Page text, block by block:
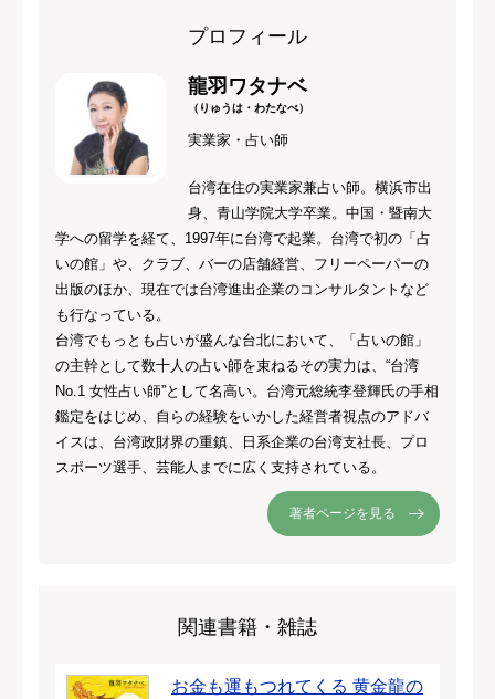
プロフィール
龍羽ワタナベ
（りゅうは・わたなべ）
実業家・占い師
台湾在住の実業家兼占い師。横浜市出
身、青山学院大学卒業。中国・暨南大
学への留学を経て、1997年に台湾で起業。台湾で初の「占
いの館」や、クラブ、バーの店舗経営、フリーペーパーの
出版のほか、現在では台湾進出企業のコンサルタントなど
も行なっている。
台湾でもっとも占いが盛んな台北において、「占いの館」
の主幹として数十人の占い師を束ねるその実力は、“台湾
No.1 女性占い師”として名高い。台湾元総統李登輝氏の手相
鑑定をはじめ、自らの経験をいかした経営者視点のアドバ
イスは、台湾政財界の重鎮、日系企業の台湾支社長、プロ
スポーツ選手、芸能人までに広く支持されている。
著者ページを見る
関連書籍・雑誌
お金も運もつれてくる 黄金龍の